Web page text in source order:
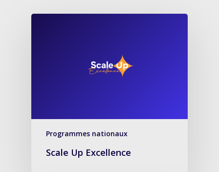
Programmes nationaux
Scale Up Excellence